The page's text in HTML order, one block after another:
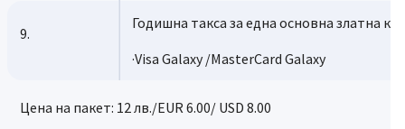
9.
Годишна такса за една основна златна
·Visa Galaxy /MasterCard Galaxy
Цена на пакет: 12 лв./EUR 6.00/ USD 8.00